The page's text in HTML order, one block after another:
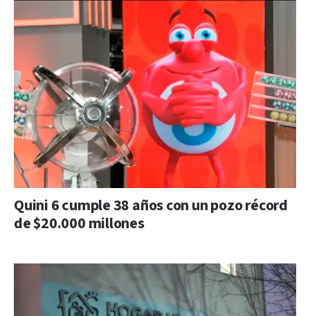
Quini 6 cumple 38 años con un pozo récord
de $20.000 millones